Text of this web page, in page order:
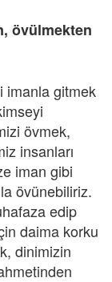
övülmekten
imanla gitmek
övmek,
insanları
iman gibi
övünebiliriz.
edip
daima korku
dinimizin